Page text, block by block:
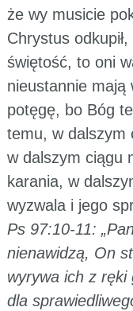
że wy musicie
Chrystus
świętość, to oni
nieustannie mają
potęgę, bo Bóg
temu, w dalszym
w dalszym ciągu
karania, w
wyzwala i jego
Ps 97:10-11:
nienawidzą, On
wyrywa ich z ręki
dla